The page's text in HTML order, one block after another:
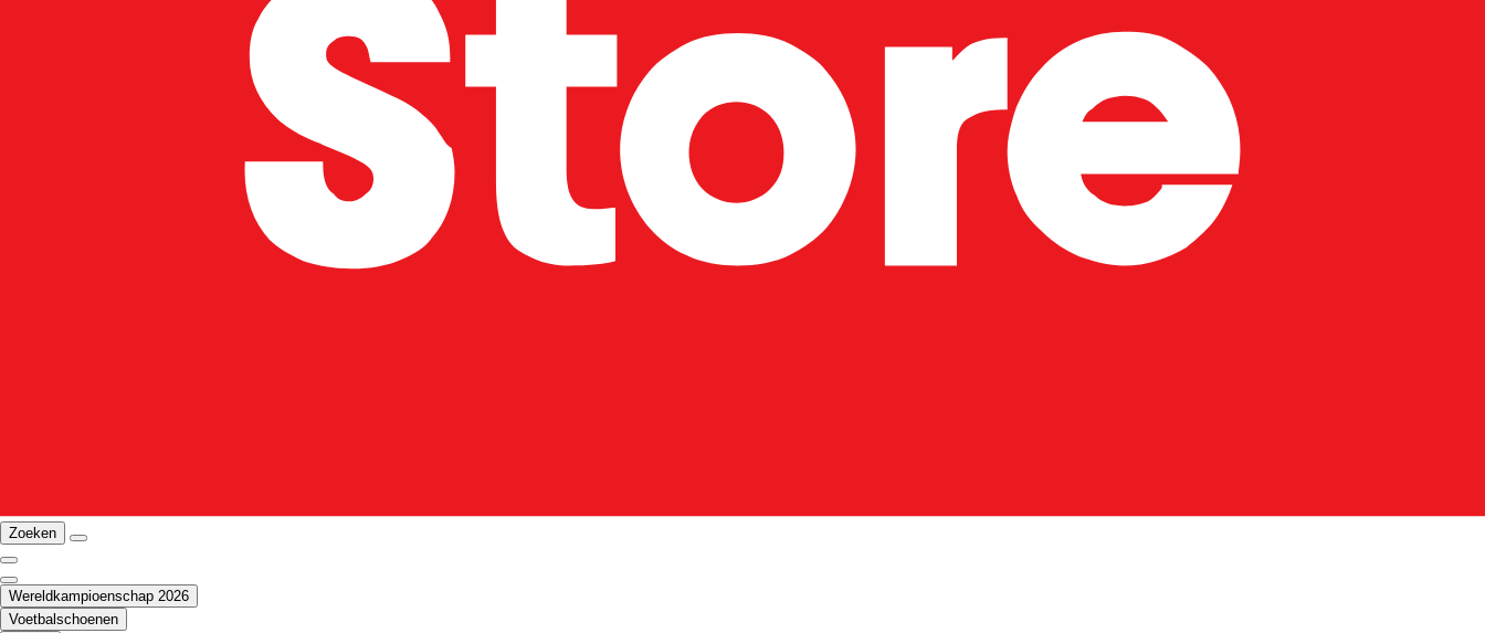
Zoeken
Wereldkampioenschap 2026
Voetbalschoenen